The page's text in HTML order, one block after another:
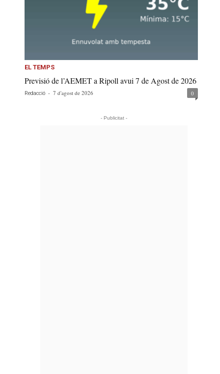
EL TEMPS
Previsió de l’AEMET a Ripoll avui 7 de Agost de 2026
Redacció - 7 d'agost de 2026 0
- Publicitat -